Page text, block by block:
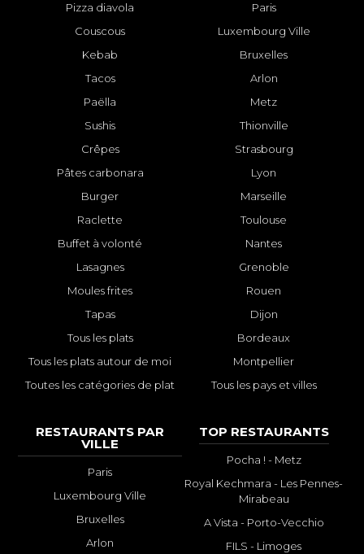
Pizza diavola
Couscous
Kebab
Tacos
Paëlla
Sushis
Crêpes
Pâtes carbonara
Burger
Raclette
Buffet à volonté
Lasagnes
Moules frites
Tapas
Tous les plats
Tous les plats autour de moi
Toutes les catégories de plat
Paris
Luxembourg Ville
Bruxelles
Arlon
Metz
Thionville
Strasbourg
Lyon
Marseille
Toulouse
Nantes
Grenoble
Rouen
Dijon
Bordeaux
Montpellier
Tous les pays et villes
RESTAURANTS PAR
VILLE
Paris
Luxembourg Ville
Bruxelles
Arlon
TOP RESTAURANTS
Pocha ! - Metz
Royal Kechmara - Les Pennes-
Mirabeau
A Vista - Porto-Vecchio
FILS - Limoges